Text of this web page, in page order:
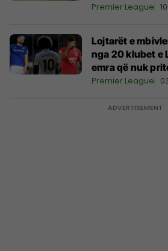
është dashur të
Premier League
Lojtarët e
nga 20 klubet e
emra që nuk
listë, por ka
Premier League